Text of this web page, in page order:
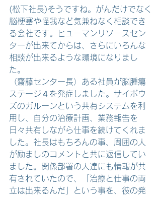
(松下社長)そうですね。がんだけでなく
脳梗塞や怪我など気兼ねなく相談でき
る会社です。ヒューマンリソースセン
ターが出来てからは、さらにいろんな
相談が出来るような環境になりまし
た。
（齋藤センター長）ある社員が脳腫瘍
ステージ４を発症しました。サイボウ
ズのガルーンという共有システムを利
用し、自分の治療計画、業務報告を
日々共有しながら仕事を続けてくれま
した。社長はもちろんの事、周囲の人
が励ましのコメントと共に返信してい
ました。関係部署の人達にも情報が共
有されていたので、「治療と仕事の両
立は出来るんだ」という事を、彼の発